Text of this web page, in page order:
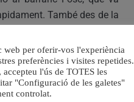
També des de la
el polígon d’Hisse
tècnics, també aliens a
els tècnics va ser la
per oferir-vos l'experiència
preferències i visites repetides.
l'ús de TOTES les
"Configuració de les galetes"
controlat.